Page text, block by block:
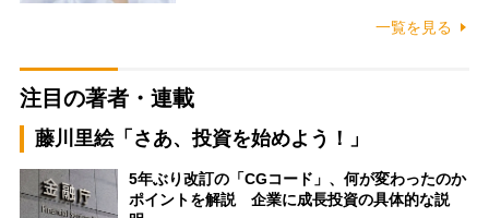
一覧を見る
注目の著者・連載
藤川里絵「さあ、投資を始めよう！」
5年ぶり改訂の「CGコード」、何が変わったのか
ポイントを解説 企業に成長投資の具体的な説